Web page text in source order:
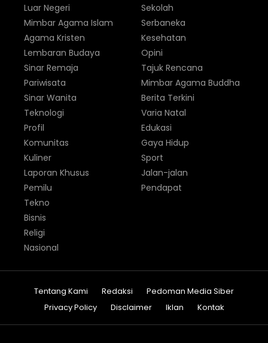
Luar Negeri
Sekolah
Mimbar Agama Islam
Agama Kristen
Lembaran Budaya
Sinar Remaja
Pariwisata
Sinar Wanita
Serbaneka
Kesehatan
Opini
Tajuk Rencana
Mimbar Agama Buddha
Berita Terkini
Teknologi
Profil
Komunitas
Kuliner
Laporan Khusus
Pemilu
Varia Natal
Edukasi
Gaya Hidup
Sport
Jalan-jalan
Pendapat
Tekno
Bisnis
Religi
Nasional
Tentang Kami Redaksi
Pedoman Media Siber
Privacy Policy
Disclaimer Iklan Kontak